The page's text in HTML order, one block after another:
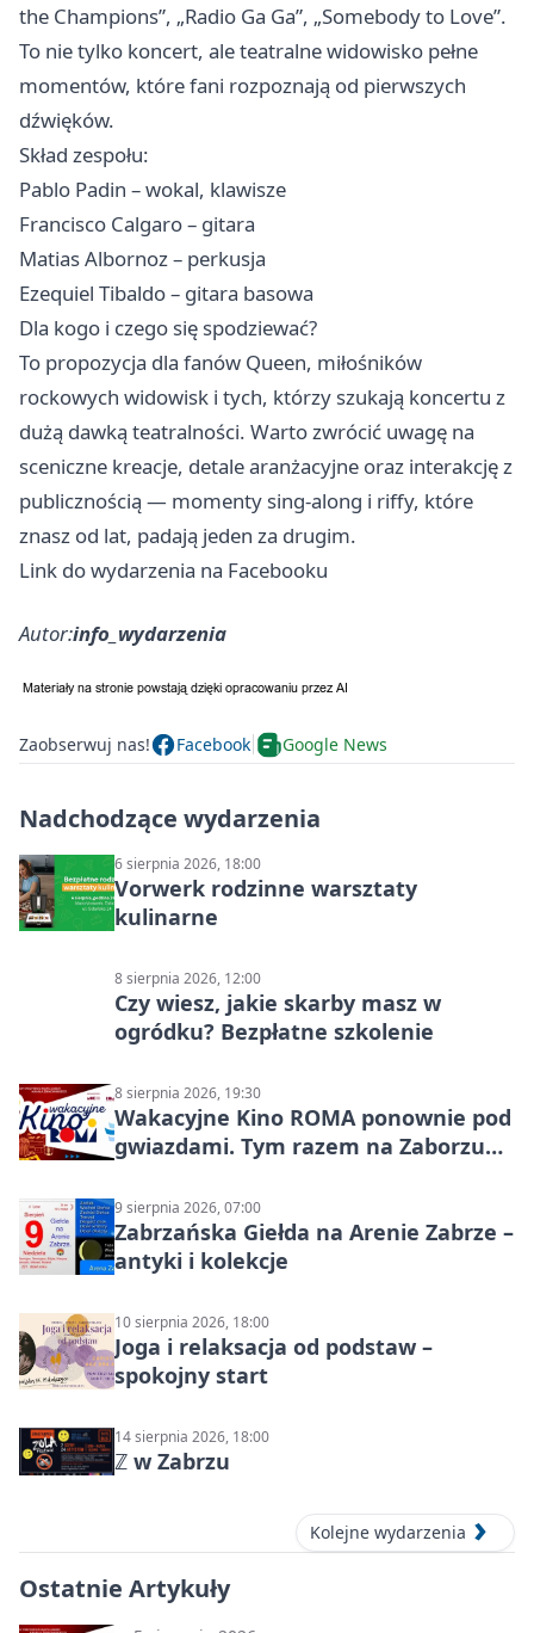
the Champions”, „Radio Ga Ga”, „Somebody to Love”.
To nie tylko koncert, ale teatralne widowisko pełne
momentów, które fani rozpoznają od pierwszych
dźwięków.
Skład zespołu:
Pablo Padin – wokal, klawisze
Francisco Calgaro – gitara
Matias Albornoz – perkusja
Ezequiel Tibaldo – gitara basowa
Dla kogo i czego się spodziewać?
To propozycja dla fanów Queen, miłośników
rockowych widowisk i tych, którzy szukają koncertu z
dużą dawką teatralności. Warto zwrócić uwagę na
sceniczne kreacje, detale aranżacyjne oraz interakcję z
publicznością — momenty sing-along i riffy, które
znasz od lat, padają jeden za drugim.
Link do wydarzenia na Facebooku
Autor:info_wydarzenia
Zaobserwuj nas! Facebook Google News
Nadchodzące wydarzenia
6 sierpnia 2026, 18:00
Vorwerk rodzinne warsztaty
kulinarne
8 sierpnia 2026, 12:00
Czy wiesz, jakie skarby masz w
ogródku? Bezpłatne szkolenie
8 sierpnia 2026, 19:30
Wakacyjne Kino ROMA ponownie pod
gwiazdami. Tym razem na Zaborzu
9 sierpnia 2026, 07:00
Zabrzańska Giełda na Arenie Zabrze –
antyki i kolekcje
10 sierpnia 2026, 18:00
Joga i relaksacja od podstaw –
spokojny start
14 sierpnia 2026, 18:00
ℤ w Zabrzu
Kolejne wydarzenia
Ostatnie Artykuły